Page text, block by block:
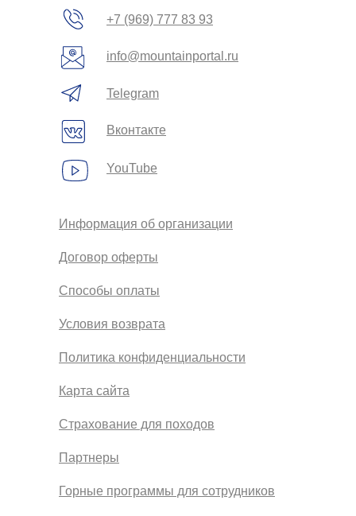
info@mountainportal.ru
Политика конфиденциальности
Договор оферты
Способы оплаты
Условия возврата
Информация об организации
+7 (969) 777 83 93
Telegram
Вконтакте
YouTube
Карта сайта
Партнеры
Страхование для походов
Горные программы для сотрудников